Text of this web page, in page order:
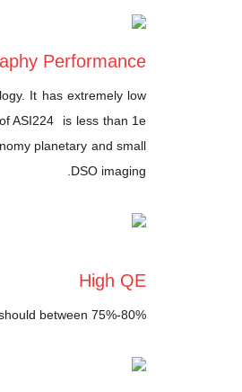
Performance
It has extremely low
ASI224 is less than 1e
planetary and small
DSO imaging.
High QE
between 75%-80%.